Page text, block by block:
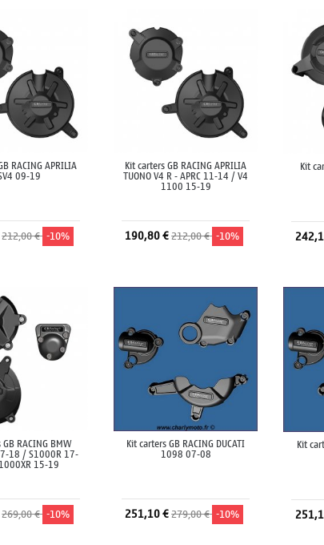
RACING APRILIA
09-19
212,00 € -10%
Kit carters GB RACING APRILIA
TUONO V4 R - APRC 11-14 / V4
1100 15-19
190,80 €212,00 € -10%
Kit
RACING BMW
18 / S1000R 17-
15-19
269,00 € -10%
Kit carters GB RACING DUCATI
1098 07-08
251,10 €279,00 € -10%
Kit